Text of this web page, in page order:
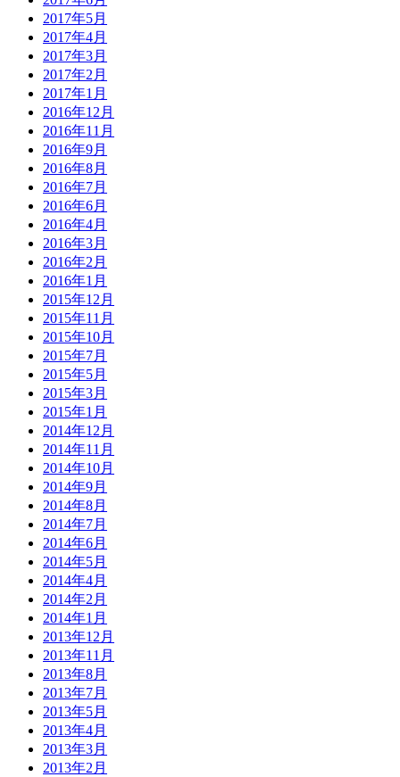
2017年5月
2017年4月
2017年3月
2017年2月
2017年1月
2016年12月
2016年11月
2016年9月
2016年8月
2016年7月
2016年6月
2016年4月
2016年3月
2016年2月
2016年1月
2015年12月
2015年11月
2015年10月
2015年7月
2015年5月
2015年3月
2015年1月
2014年12月
2014年11月
2014年10月
2014年9月
2014年8月
2014年7月
2014年6月
2014年5月
2014年4月
2014年2月
2014年1月
2013年12月
2013年11月
2013年8月
2013年7月
2013年5月
2013年4月
2013年3月
2013年2月